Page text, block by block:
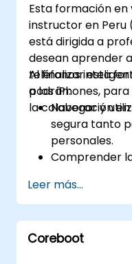
Esta formación
instructor en Peru
está dirigida a
desean aprender
teléfonos
a los iPhones,
la colaboración
Al finalizar esta
podrán:
Navegar y
segura tanto
personales.
Comprender
iPhones como
Configurar y
mejorar la
Utilizar
Leer más...
Coreboot